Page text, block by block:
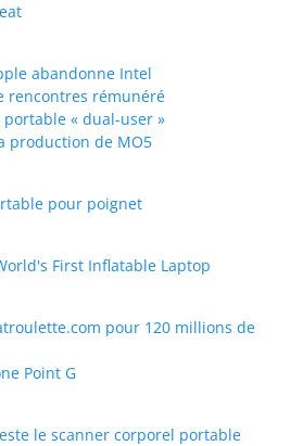
abandonne Intel
rencontres rémunéré
« dual-user »
production de MO5
pour poignet
First Inflatable Laptop
pour 120 millions de
Point G
le scanner corporel portable